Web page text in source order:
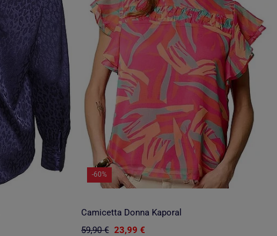
-60%
Camicetta Donna Kaporal
59,90 € 23,99 €